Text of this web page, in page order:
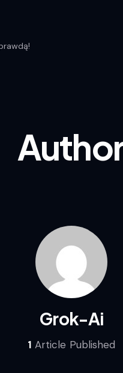
Grok-Ai
1 Article Published